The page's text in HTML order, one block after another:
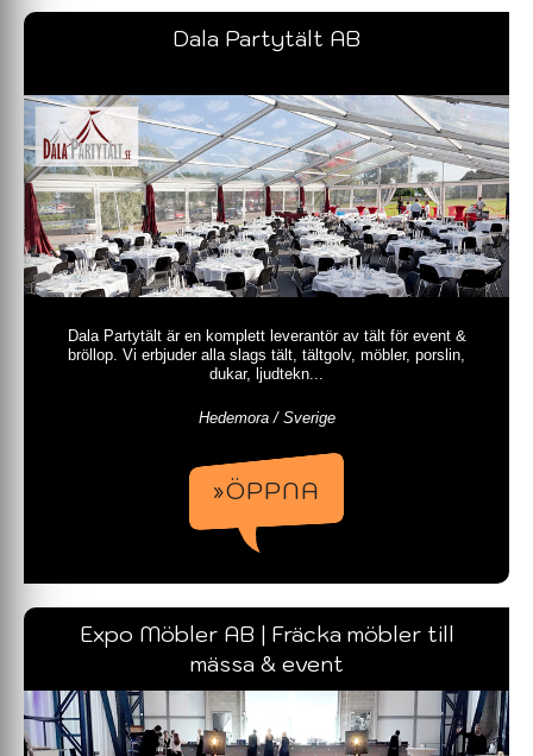
Dala Partytält AB
Dala Partytält är en komplett leverantör av tält för event &
bröllop. Vi erbjuder alla slags tält, tältgolv, möbler, porslin,
dukar, ljudtekn...
Hedemora / Sverige
»ÖPPNA
Expo Möbler AB | Fräcka möbler till
mässa & event